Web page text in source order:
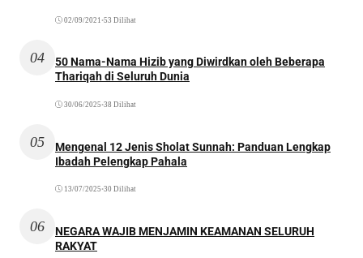
02/09/2021 •53 Dilihat
04
50 Nama-Nama Hizib yang Diwirdkan oleh Beberapa
Thariqah di Seluruh Dunia
30/06/2025 •38 Dilihat
05
Mengenal 12 Jenis Sholat Sunnah: Panduan Lengkap
Ibadah Pelengkap Pahala
13/07/2025 •30 Dilihat
06
NEGARA WAJIB MENJAMIN KEAMANAN SELURUH
RAKYAT